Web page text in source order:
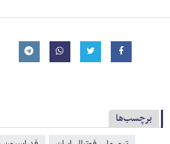
برچسب‌ها